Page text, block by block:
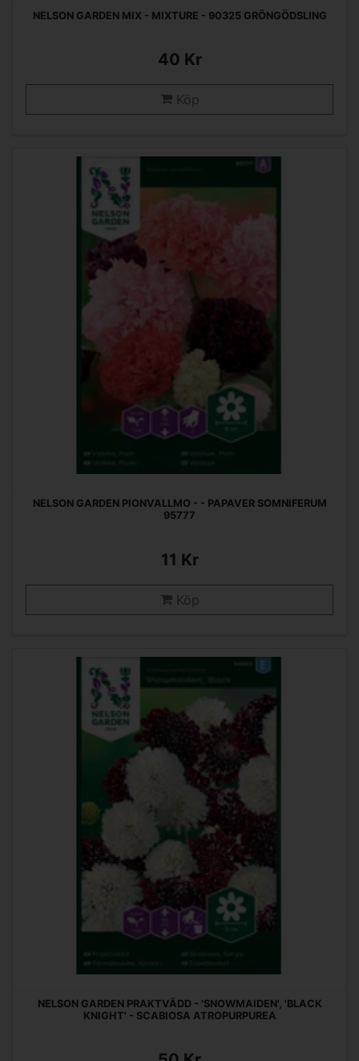
NELSON GARDEN MIX - MIXTURE - 90325 GRÖNGÖDSLING
40 Kr
Köp
NELSON GARDEN PIONVALLMO - - PAPAVER SOMNIFERUM
95777
11 Kr
Köp
NELSON GARDEN PRAKTVÄDD - 'SNOWMAIDEN', 'BLACK
KNIGHT' - SCABIOSA ATROPURPUREA